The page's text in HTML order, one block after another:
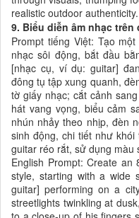
realistic outdoor authenticity.
9. Biểu diễn âm nhạc
Prompt tiếng Việt: Tạo
nhạc sôi động, bắt đầu
[nhạc cụ, ví dụ: guitar]
đông tụ tập xung quanh,
tờ giấy nhạc; cắt cảnh
hát vang vọng, biểu cảm
nhún nhảy theo nhịp, đèn
sinh động, chi tiết như
guitar réo rắt, sử dụng màu
English Prompt: Create
style, starting with a wide
guitar] performing on a
streetlights twinkling at